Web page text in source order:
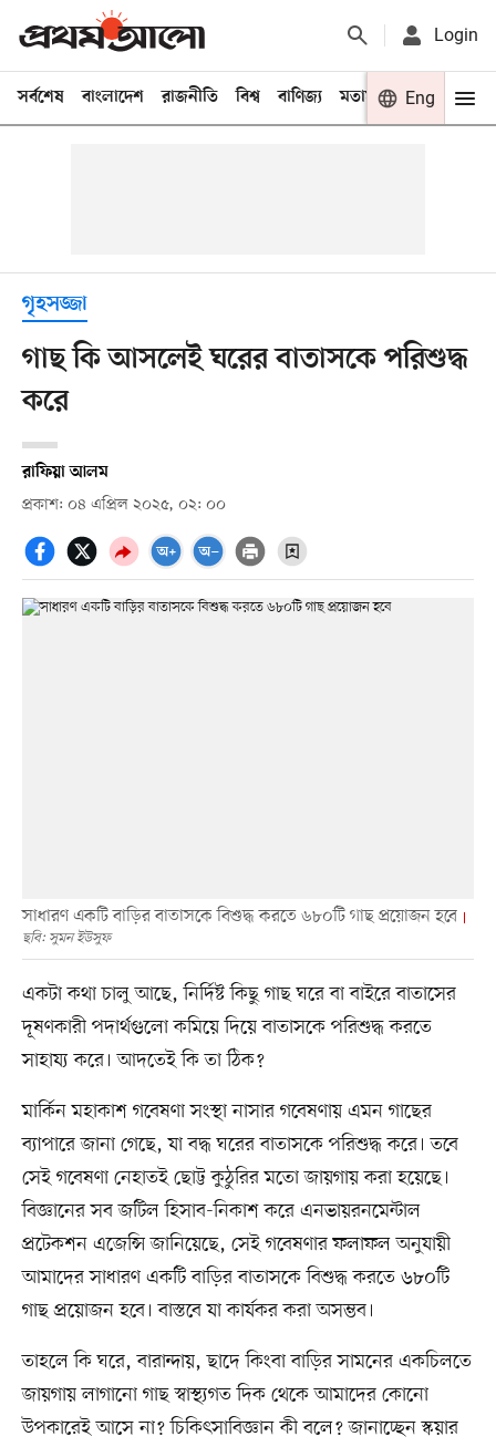
Login
সর্বশেষ বাংলাদেশ রাজনীতি বিশ্ব বাণিজ্য মতামত খেলা
Eng
গৃহসজ্জা
গাছ কি আসলেই ঘরের বাতাসকে পরিশুদ্ধ
করে
রাফিয়া আলম
প্রকাশ: ০৪ এপ্রিল ২০২৫, ০২: ০০
সাধারণ একটি বাড়ির বাতাসকে বিশুদ্ধ করতে ৬৮০টি গাছ প্রয়োজন হবে
ছবি: সুমন ইউসুফ
একটা কথা চালু আছে, নির্দিষ্ট কিছু গাছ ঘরে বা বাইরে বাতাসের
দূষণকারী পদার্থগুলো কমিয়ে দিয়ে বাতাসকে পরিশুদ্ধ করতে
সাহায্য করে। আদতেই কি তা ঠিক?
মার্কিন মহাকাশ গবেষণা সংস্থা নাসার গবেষণায় এমন গাছের
ব্যাপারে জানা গেছে, যা বদ্ধ ঘরের বাতাসকে পরিশুদ্ধ করে। তবে
সেই গবেষণা নেহাতই ছোট্ট কুঠুরির মতো জায়গায় করা হয়েছে।
বিজ্ঞানের সব জটিল হিসাব-নিকাশ করে এনভায়রনমেন্টাল
প্রটেকশন এজেন্সি জানিয়েছে, সেই গবেষণার ফলাফল অনুযায়ী
আমাদের সাধারণ একটি বাড়ির বাতাসকে বিশুদ্ধ করতে ৬৮০টি
গাছ প্রয়োজন হবে। বাস্তবে যা কার্যকর করা অসম্ভব।
তাহলে কি ঘরে, বারান্দায়, ছাদে কিংবা বাড়ির সামনের একচিলতে
জায়গায় লাগানো গাছ স্বাস্থ্যগত দিক থেকে আমাদের কোনো
উপকারেই আসে না? চিকিৎসাবিজ্ঞান কী বলে? জানাচ্ছেন স্কয়ার